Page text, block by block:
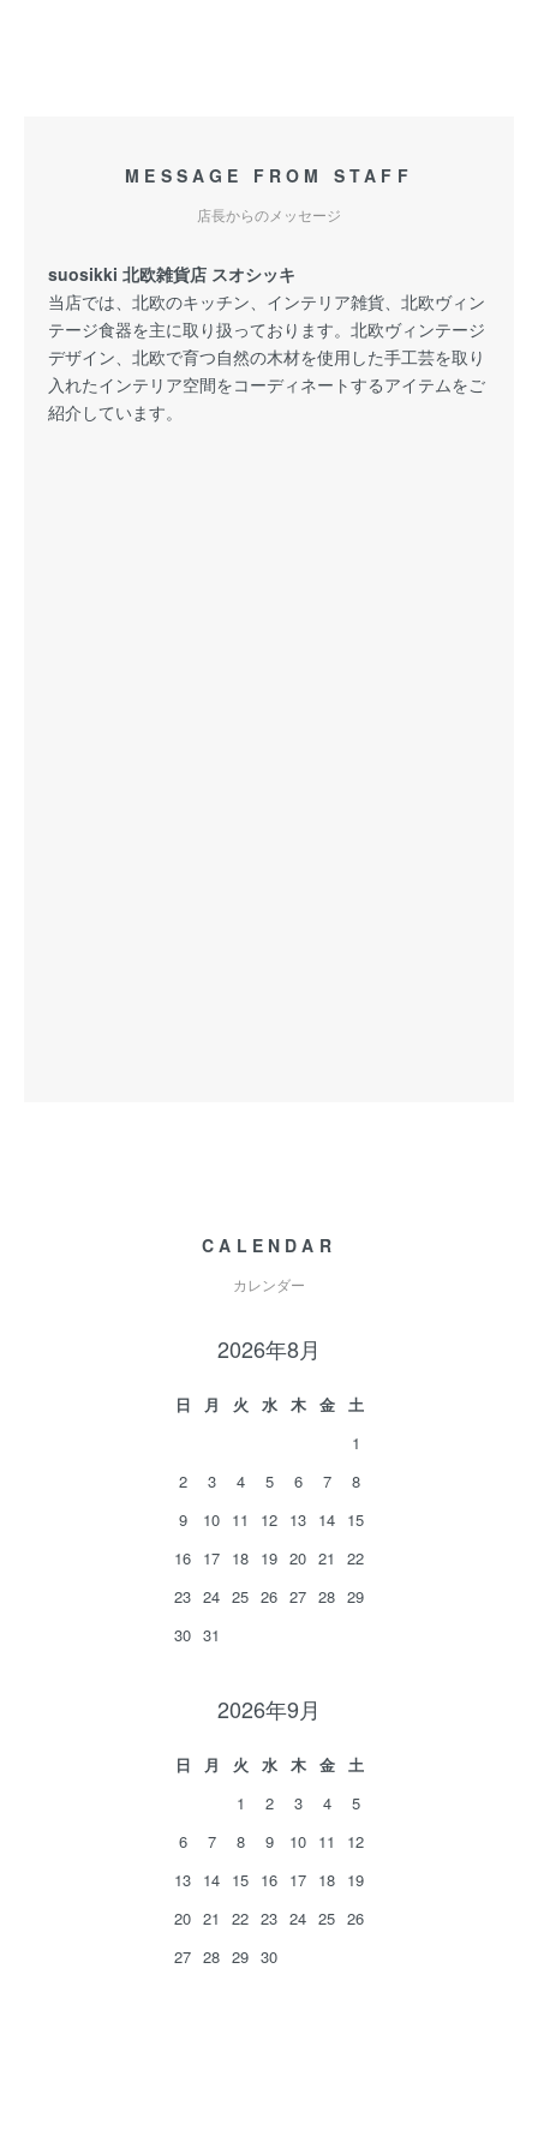
MESSAGE FROM STAFF
店長からのメッセージ
suosikki 北欧雑貨店 スオシッキ
当店では、北欧のキッチン、インテリア雑貨、北欧ヴィン
テージ食器を主に取り扱っております。北欧ヴィンテージ
デザイン、北欧で育つ自然の木材を使用した手工芸を取り
入れたインテリア空間をコーディネートするアイテムをご
紹介しています。
CALENDAR
カレンダー
2026年8月
日 月 火 水 木 金
土
1
2
3 4 5 6 7
8
9
10 11 12 13 14 15
16 17 18 19 20 21
22
23 24 25 26 27 28 29
30 31
2026年9月
日 月 火 水 木 金
土
1
2 3 4
5
6
7 8 9 10 11
12
13 14 15 16 17 18 19
20 21 22 23 24 25 26
27 28 29 30